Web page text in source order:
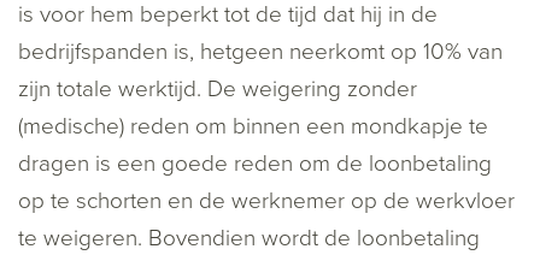
is voor hem beperkt tot de tijd dat hij in de
bedrijfspanden is, hetgeen neerkomt op 10% van
zijn totale werktijd. De weigering zonder
(medische) reden om binnen een mondkapje te
dragen is een goede reden om de loonbetaling
op te schorten en de werknemer op de werkvloer
te weigeren. Bovendien wordt de loonbetaling